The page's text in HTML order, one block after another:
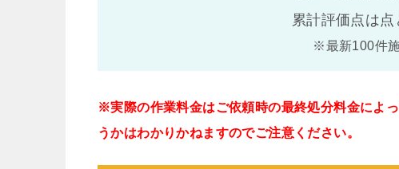
累計評価点は点
※最新100件
※実際の作業料金はご依頼時の最終処分料金によ
うかはわかりかねますのでご注意ください。